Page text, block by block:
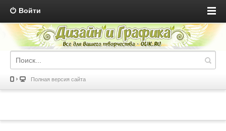
Войти
Полная версия сайта